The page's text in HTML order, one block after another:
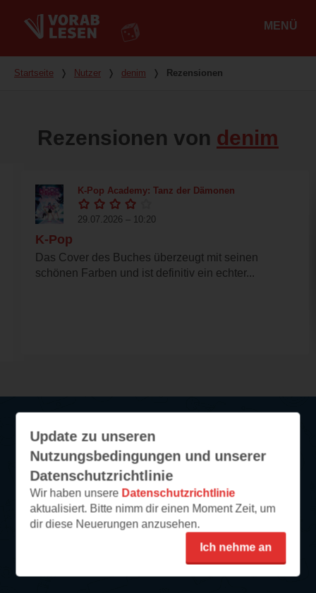
MENÜ
Du bist hier
Startseite ❭ Nutzer ❭ denim ❭ Rezensionen
Rezensionen von denim
K-Pop Academy: Tanz der Dämonen
29.07.2026 – 10:20
K-Pop
Das Cover des Buches überzeugt mit seinen
schönen Farben und ist definitiv ein echter...
Update zu unseren
Nutzungsbedingungen und unserer
Datenschutzrichtlinie
Wir haben unsere Datenschutzrichtlinie
aktualisiert. Bitte nimm dir einen Moment Zeit, um
dir diese Neuerungen anzusehen.
Ich nehme an
Service
So funktioniert‘s
FAQ
Newsletter abonnieren